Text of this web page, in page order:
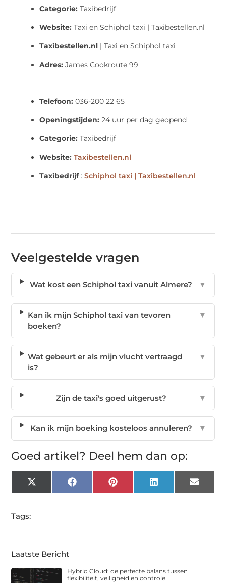
Categorie: Taxibedrijf
Website:Taxi en Schiphol taxi | Taxibestellen.nl
Taxibestellen.nl | Taxi en Schiphol taxi
Adres: James Cookroute 99
Telefoon: 036-200 22 65
Openingstijden: 24 uur per dag geopend
Categorie: Taxibedrijf
Website: Taxibestellen.nl
Taxibedrijf:Schiphol taxi | Taxibestellen.nl
Veelgestelde vragen
Wat kost een Schiphol taxi vanuit Almere? ▼
Kan ik mijn Schiphol taxi van tevoren
boeken?
▼
Wat gebeurt er als mijn vlucht vertraagd
is?
▼
Zijn de taxi's goed uitgerust? ▼
Kan ik mijn boeking kosteloos annuleren? ▼
Goed artikel? Deel hem dan op:
X
(Twitter)
FacebookPinterest LinkedIn Email
Tags:
Laatste Bericht
Hybrid Cloud: de perfecte balans tussen
flexibiliteit, veiligheid en controle